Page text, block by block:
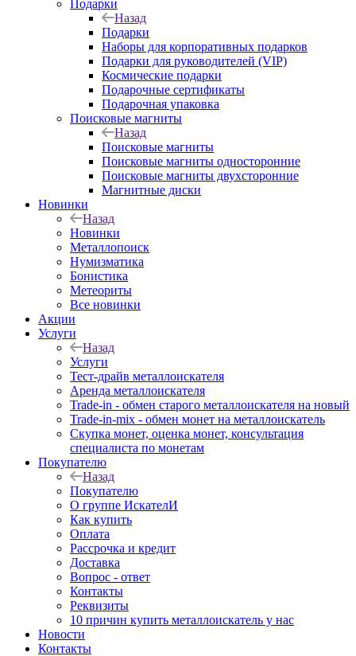
Подарки
Назад
Подарки
Наборы для корпоративных подарков
Подарки для руководителей (VIP)
Космические подарки
Подарочные сертификаты
Подарочная упаковка
Поисковые магниты
Назад
Поисковые магниты
Поисковые магниты односторонние
Поисковые магниты двухсторонние
Магнитные диски
Новинки
Назад
Новинки
Металлопоиск
Нумизматика
Бонистика
Метеориты
Все новинки
Акции
Услуги
Назад
Услуги
Тест-драйв металлоискателя
Аренда металлоискателя
Trade-in - обмен старого металлоискателя на новый
Trade-in-mix - обмен монет на металлоискатель
Скупка монет, оценка монет, консультация
специалиста по монетам
Покупателю
Назад
Покупателю
О группе ИскателИ
Как купить
Оплата
Рассрочка и кредит
Доставка
Вопрос - ответ
Контакты
Реквизиты
10 причин купить металлоискатель у нас
Новости
Контакты